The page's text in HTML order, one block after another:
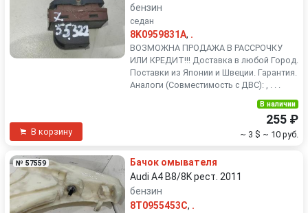
бензин
седан
8K0959831A, .
ВОЗМОЖНА ПРОДАЖА В РАССРОЧКУ
ИЛИ КРЕДИТ!!! Доставка в любой Город.
Поставки из Японии и Швеции. Гарантия.
Аналоги (Совместимость с ДВС): , . . .
В корзину
В наличии
255 ₽
~ 3 $ ~ 10 руб.
№ 57559
Бачок омывателя
Audi A4 B8/8K рест. 2011
бензин
8T0955453C, .